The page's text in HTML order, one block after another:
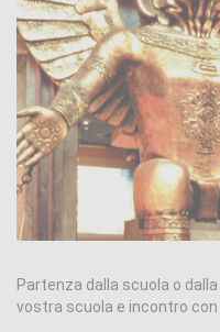
Partenza dalla scuola o
vostra scuola e incontro